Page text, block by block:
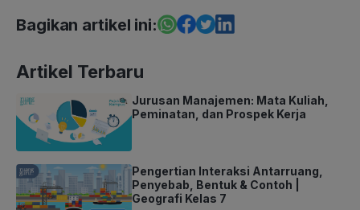
Bagikan artikel ini:
Artikel Terbaru
Jurusan Manajemen: Mata Kuliah,
Peminatan, dan Prospek Kerja
Pengertian Interaksi Antarruang,
Penyebab, Bentuk & Contoh |
Geografi Kelas 7